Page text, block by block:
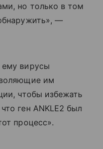
но только в том
—
ему вирусы
им
чтобы избежать
ген ANKLE2 был
процесс».